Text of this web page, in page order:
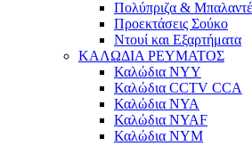
Πολύπριζα &
Προεκτάσεις Σούκο
Ντουί και Εξαρτήματα
ΚΑΛΩΔΙΑ ΡΕΥΜΑΤΟΣ
Καλώδια NYY
Καλώδια CCTV CCA
Καλώδια NYA
Καλώδια NYAF
Καλώδια NYM